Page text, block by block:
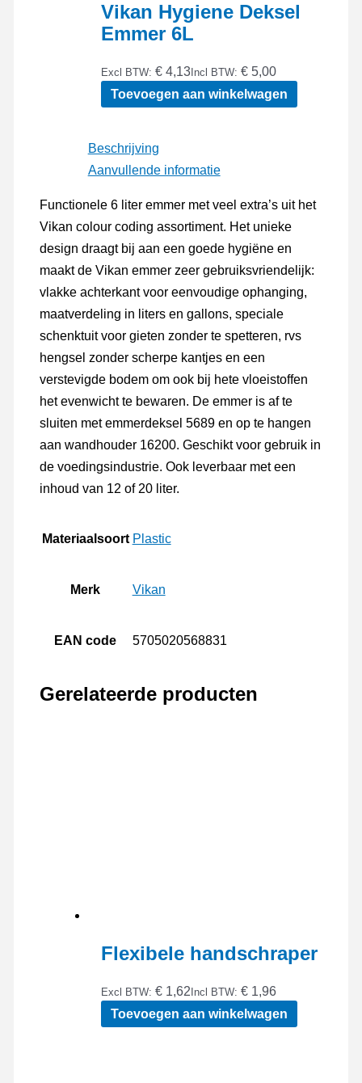
Vikan Hygiene Deksel
Emmer 6L
Excl BTW: € 4,13Incl BTW: € 5,00
Toevoegen aan winkelwagen
Beschrijving
Aanvullende informatie
Functionele 6 liter emmer met veel extra’s uit het
Vikan colour coding assortiment. Het unieke
design draagt bij aan een goede hygiëne en
maakt de Vikan emmer zeer gebruiksvriendelijk:
vlakke achterkant voor eenvoudige ophanging,
maatverdeling in liters en gallons, speciale
schenktuit voor gieten zonder te spetteren, rvs
hengsel zonder scherpe kantjes en een
verstevigde bodem om ook bij hete vloeistoffen
het evenwicht te bewaren. De emmer is af te
sluiten met emmerdeksel 5689 en op te hangen
aan wandhouder 16200. Geschikt voor gebruik in
de voedingsindustrie. Ook leverbaar met een
inhoud van 12 of 20 liter.
Materiaalsoort Plastic
Merk Vikan
EAN code 5705020568831
Gerelateerde producten
Flexibele handschraper
Excl BTW: € 1,62Incl BTW: € 1,96
Toevoegen aan winkelwagen